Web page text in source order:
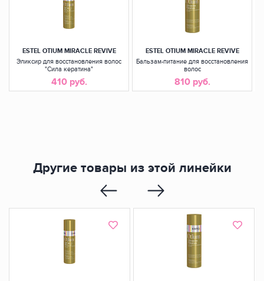
ESTEL OTIUM MIRACLE REVIVE
Эликсир для восстановления волос
"Сила кератина"
410 руб.
ESTEL OTIUM MIRACLE REVIVE
Бальзам-питание для восстановления
волос
810 руб.
Другие товары из этой линейки